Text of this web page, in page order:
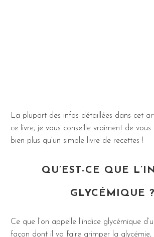
La plupart des infos détaillées dans cet
ce livre, je vous conseille vraiment de vous
bien plus qu’un simple livre de recettes !
QU’EST-CE QUE
GLYCÉMIQUE ?
Ce que l’on appelle l’indice glycémique
façon dont il va faire grimper la